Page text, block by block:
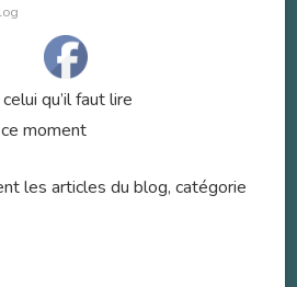
celui qu’il faut lire
moment
les articles du blog, catégorie